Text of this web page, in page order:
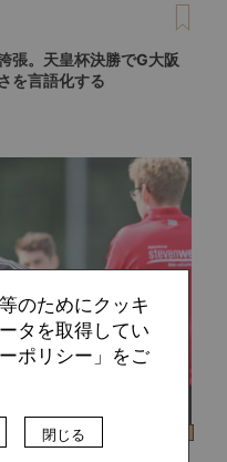
張。天皇杯決勝でG大阪
を言語化する
のためにクッキ
タを取得してい
ポリシー」をご
閉じる